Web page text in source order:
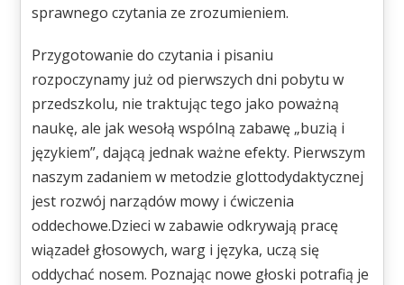
sprawnego czytania ze zrozumieniem.
Przygotowanie do czytania i pisaniu
rozpoczynamy już od pierwszych dni pobytu w
przedszkolu, nie traktując tego jako poważną
naukę, ale jak wesołą wspólną zabawę „buzią i
językiem”, dającą jednak ważne efekty. Pierwszym
naszym zadaniem w metodzie glottodydaktycznej
jest rozwój narządów mowy i ćwiczenia
oddechowe.Dzieci w zabawie odkrywają pracę
wiązadeł głosowych, warg i języka, uczą się
oddychać nosem. Poznając nowe głoski potrafią je